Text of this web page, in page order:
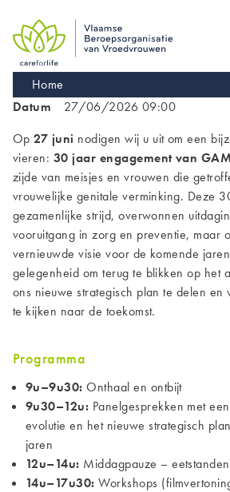
main
navigation
Kruimelpad
Home
Datum
27/06/2026 09:00
Op27 juni nodigen wij u uit om een
vieren: 30 jaar engagement van
zijde van meisjes en vrouwen die
vrouwelijke genitale verminking. Deze
gezamenlijke strijd, overwonnen
vooruitgang in zorg en preventie, maar
vernieuwde visie voor de komende
gelegenheid om terug te blikken op het
ons nieuwe strategisch plan te delen en
te kijken naar de toekomst.
Programma
9u–9u30: Onthaal en ontbijt
9u30–12u: Panelgesprekken met
evolutie en het nieuwe strategisch
jaren
12u–14u: Middagpauze – eetstanden
14u–17u30: Workshops